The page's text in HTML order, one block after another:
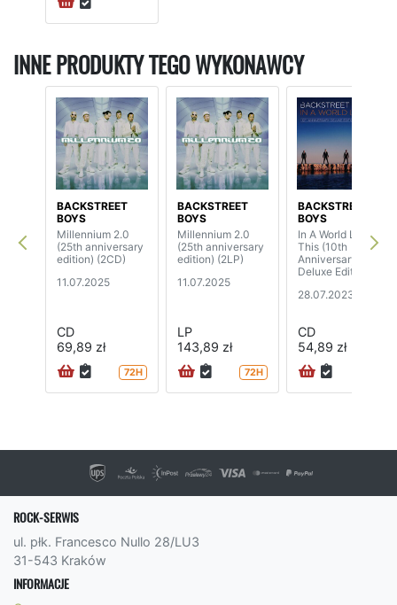
INNE PRODUKTY TEGO WYKONAWCY
BACKSTREET
BOYS
Millennium 2.0
(25th anniversary
edition) (2CD)
11.07.2025
CD
69,89 zł
72H
BACKSTREET
BOYS
Millennium 2.0
(25th anniversary
edition) (2LP)
11.07.2025
LP
143,89 zł
72H
BACKSTREET
BOYS
In A World Like
This (10th
Anniversary
Deluxe Edition)
28.07.2023
CD
54,89 zł
ROCK-SERWIS
ul. płk. Francesco Nullo 28/LU3
31-543 Kraków
INFORMACJE